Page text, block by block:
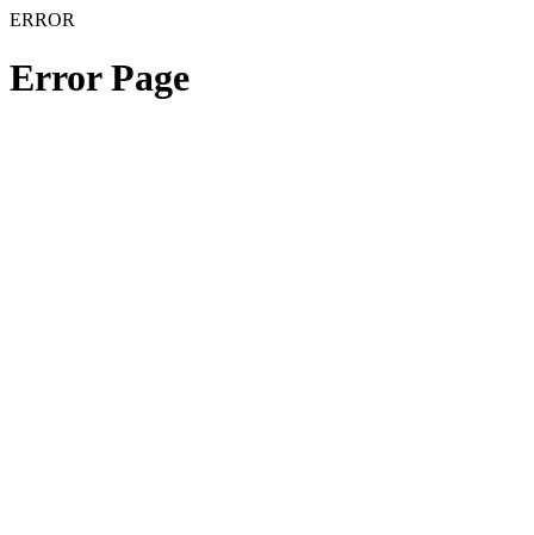
ERROR
Error Page